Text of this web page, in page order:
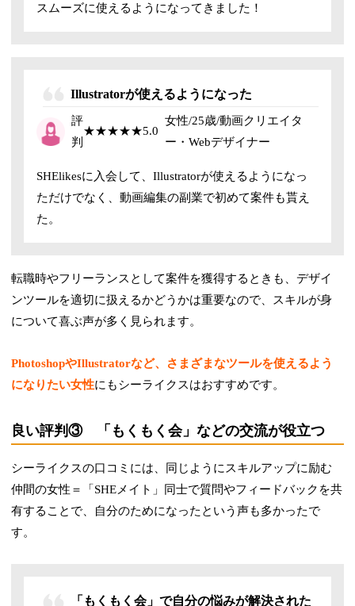
スムーズに使えるようになってきました！
Illustratorが使えるようになった
評
判
★★★★★5.0
女性/25歳/動画クリエイタ
ー・Webデザイナー
SHElikesに入会して、Illustratorが使えるようになっ
ただけでなく、動画編集の副業で初めて案件も貰え
た。
転職時やフリーランスとして案件を獲得するときも、デザイ
ンツールを適切に扱えるかどうかは重要なので、スキルが身
について喜ぶ声が多く見られます。
PhotoshopやIllustratorなど、さまざまなツールを使えるよう
になりたい女性にもシーライクスはおすすめです。
良い評判③ 「もくもく会」などの交流が役立つ
シーライクスの口コミには、同じようにスキルアップに励む
仲間の女性＝「SHEメイト」同士で質問やフィードバックを共
有することで、自分のためになったという声も多かったで
す。
「もくもく会」で自分の悩みが解決された